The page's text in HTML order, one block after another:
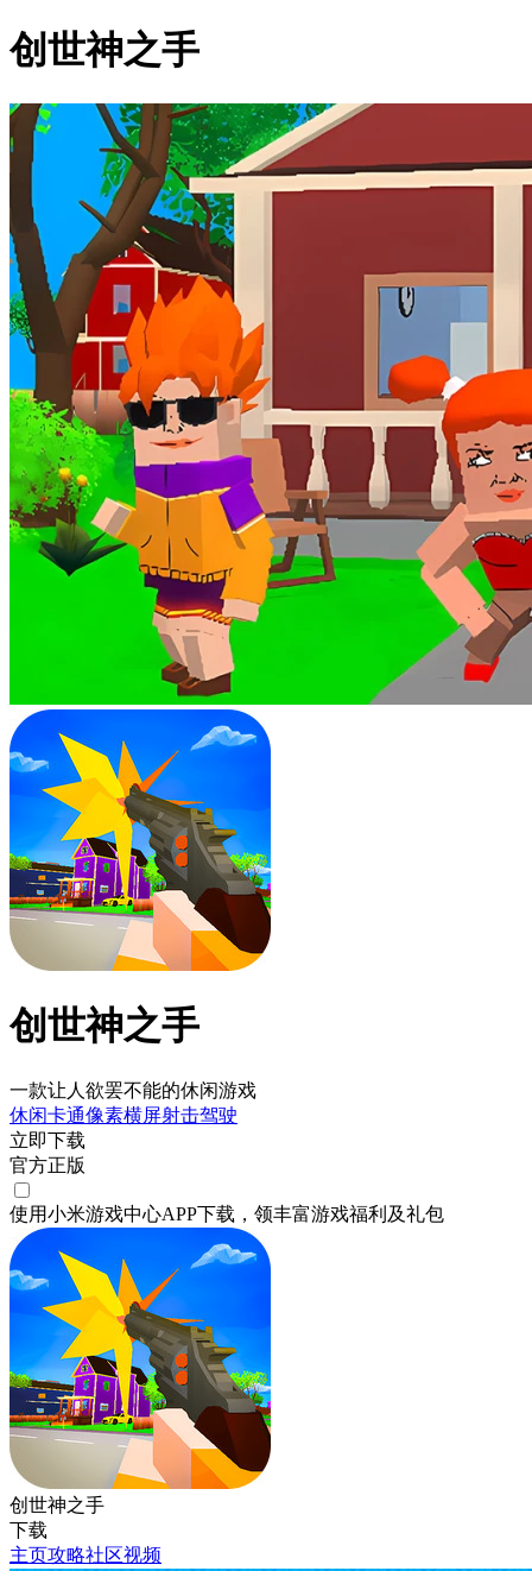
创世神之手
创世神之手
一款让人欲罢不能的休闲游戏
休闲卡通像素横屏射击驾驶
立即下载
官方正版
使用小米游戏中心APP下载 ，领丰富游戏福利 及礼包
创世神之手
下载
主页攻略社区视频